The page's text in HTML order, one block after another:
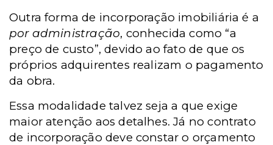
Outra forma de incorporação imobiliária é a
por administração, conhecida como “a
preço de custo”, devido ao fato de que os
próprios adquirentes realizam o pagamento
da obra.
Essa modalidade talvez seja a que exige
maior atenção aos detalhes. Já no contrato
de incorporação deve constar o orçamento